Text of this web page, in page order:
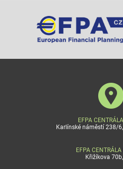
EFPA
Karlínské náměstí 238/
EFPA
Křižíkova